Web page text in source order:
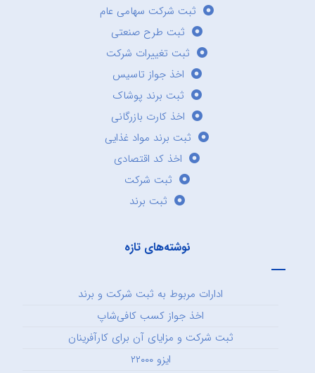
ثبت شرکت سهامی عام
ثبت طرح صنعتی
ثبت تغییرات شرکت
اخذ جواز تاسیس
ثبت برند پوشاک
اخذ کارت بازرگانی
ثبت برند مواد غذایی
اخذ کد اقتصادی
ثبت شرکت
ثبت برند
نوشته‌های تازه
ادارات مربوط به ثبت شرکت و برند
اخذ جواز کسب کافی‌شاپ
ثبت شرکت و مزایای آن برای کارآفرینان
ایزو ۲۲۰۰۰